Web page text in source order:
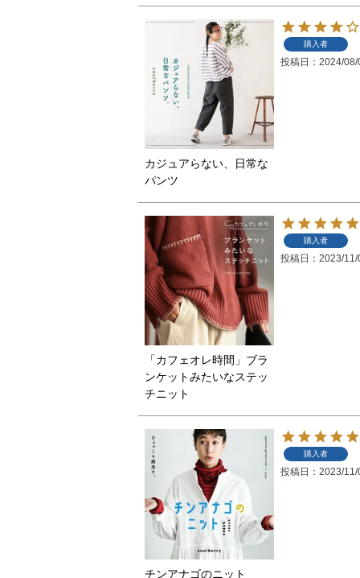
カジュアらない、日常な
パンツ
購入者
投稿日 2024/08/
「カフェオレ時間」ブラ
ンケットみたいなステッ
チニット
購入者
投稿日 2023/11/
チンアナゴのニット
購入者
投稿日 2023/11/